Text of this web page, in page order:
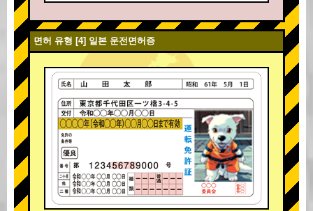
면허 유형 [4] 일본 운전면허증